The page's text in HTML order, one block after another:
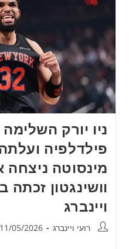
ניו יורק
פילדלפיה
מינסוטה ניצחה
וושינגטון זכתה
ויינברג
מחבר:רועי ויינברג פורסם:
11/05/2026